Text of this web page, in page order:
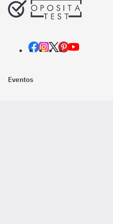
Eventos